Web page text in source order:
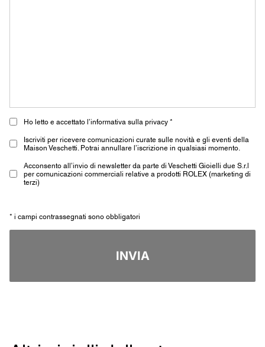
Ho letto e accettato l’informativa sulla privacy *
Iscriviti per ricevere comunicazioni curate sulle novità e gli eventi della
Maison Veschetti. Potrai annullare l’iscrizione in qualsiasi momento.
Acconsento all’invio di newsletter da parte di Veschetti Gioielli due S.r.l
per comunicazioni commerciali relative a prodotti ROLEX (marketing di
terzi)
* i campi contrassegnati sono obbligatori
INVIA